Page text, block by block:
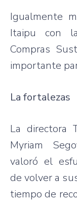
Igualmente
Itaipu con
Compras
importante
La fortalezas
La directora
Myriam
valoró el
de volver a
tiempo de